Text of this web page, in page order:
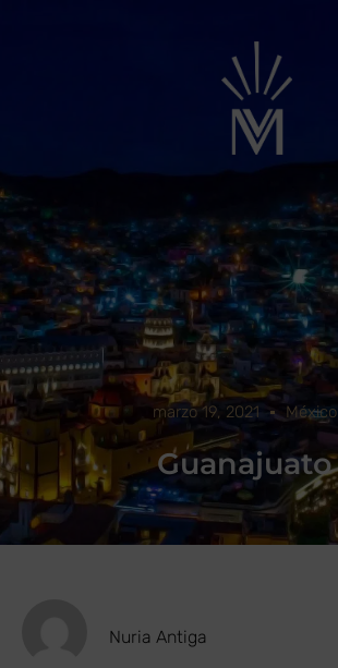
marzo 19, 2021 México
Guanajuato
Nuria Antiga